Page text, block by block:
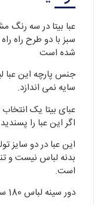
عبا بیتا در سه رنگ
سبز با دو طرح راه
شده است
جنس پارچه این عبا
سایه نمی اندازد.
عبای بیتا یک
اگر این عبا را
این عبا در دو سایز
بدنه لباس نیست و
است.
دور سینه لباس 180 سانتیمتر است.